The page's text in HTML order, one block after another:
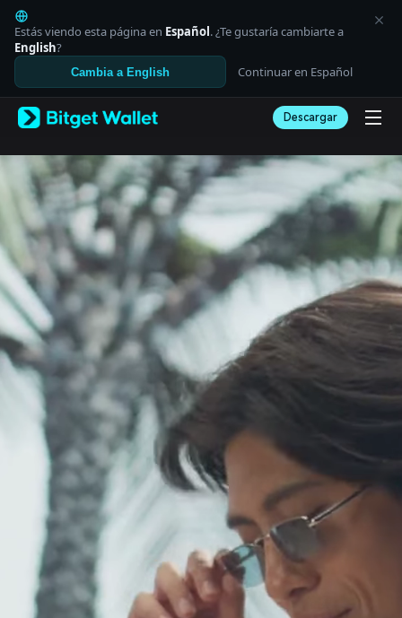
English
日本語
Tiếng Việt
Русский
Español (Latinoamérica)
Italiano
Deutsch
简体中文
繁體中文
Português (Portugal)
Bahasa Indonesia
ภาษาไทย
العربية
हिन्दी
বাংলা
Español
Português (Brasil)
Español (Argentina)
Estás viendo esta página en Español. ¿Te gustaría cambiarte a
English?
Cambia a English Continuar en Español
Descargar